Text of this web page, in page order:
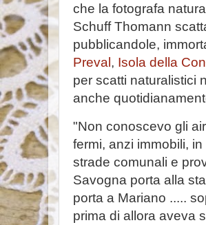
che la fotografa
Schuff Thomann
pubblicandole,
Preval, Isola della
per scatti naturalistici
anche
"Non conoscevo gli
fermi, anzi immobili,
strade comunali e
Savogna porta alla
porta a Mariano .....
prima di allora aveva